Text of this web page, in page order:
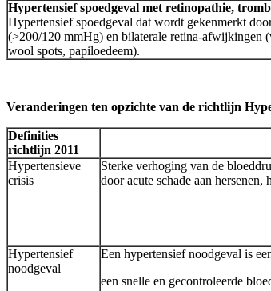
Hypertensief spoedgeval met retinopathie,
Hypertensief spoedgeval dat wordt gekenmerkt
(>200/120 mmHg) en bilaterale retina-afwijkingen
wool spots, papiloedeem).
Veranderingen ten opzichte van de richtlijn
Definities
richtlijn 2011
Hypertensieve
crisis
Sterke verhoging van de
door acute schade aan
Hypertensief
noodgeval
Een hypertensief noodgeval is
een snelle en gecontroleerde